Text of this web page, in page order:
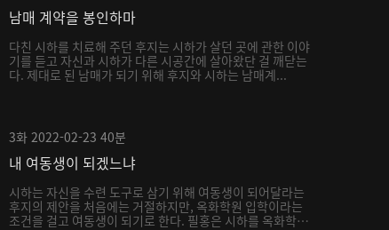
남매 계약을 봉인하마
다친 시하를 치료해 주던 후지는 시하가 살던 곳에 관한 이야
기를 듣고 자신과 시하가 다른 시공간에 살아왔단 걸 깨닫는
다. 제대로 된 남매가 되기 위해 후지와 시하는 남매계...
3화 2022-02-23 40분
내 여동생이 되겠느냐
시하는 자신을 수련 도구로 삼기 위해 여동생이 되어달라는
후지의 제안을 처음에는 거절하지만, 옥화학원 입학이라는
조건을 걸고 여동생이 되기로 한다. 필홍은 시하를 옥화학